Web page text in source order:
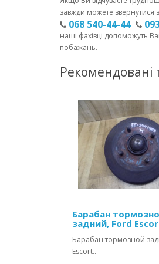
завжди можете звернутися
068 540-44-44
наші фахівці допоможуть
побажань.
Рекомендовані
Барабан
задний, Ford
Барабан тормозной
Escort..